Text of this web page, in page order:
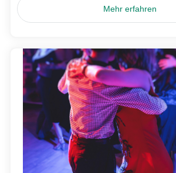
Mehr erfahren